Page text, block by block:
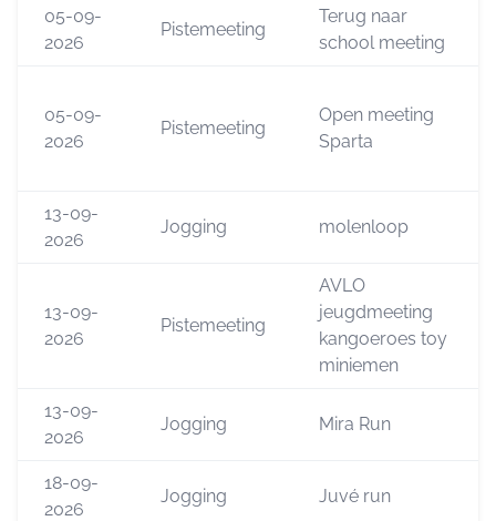
05-09-
2026
Pistemeeting
Terug naar
school meeting
05-09-
2026
Pistemeeting
Open meeting
Sparta
13-09-
2026
Jogging molenloop
13-09-
2026
Pistemeeting
AVLO
jeugdmeeting
kangoeroes toy
miniemen
13-09-
2026
Jogging Mira Run
18-09-
2026
Jogging Juvé run